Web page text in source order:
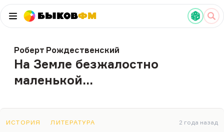
БыковФМ
Роберт Рождественский
На Земле безжалостно
маленькой...
ИСТОРИЯ ЛИТЕРАТУРА 2 года назад